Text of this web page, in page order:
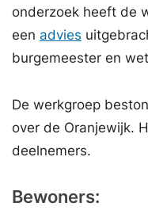
onderzoek heeft de
een advies
burgemeester en
De werkgroep
over de Oranjewijk.
deelnemers.
Bewoners: